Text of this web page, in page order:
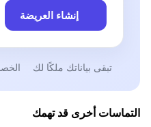
إنشاء العريضة
تبقى بياناتك ملكًا لك
التماسات أخرى قد تهمك